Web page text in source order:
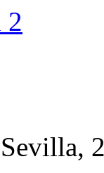
2